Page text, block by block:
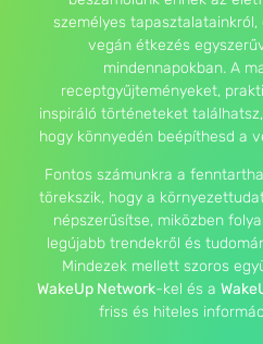
személyes
vegán étkezés
mindennapokban. A
receptgyűjteményeket,
inspiráló történeteket
hogy könnyedén beépíthesd a
Fontos számunkra a
törekszik, hogy a
népszerűsítse, miközben
legújabb trendekről és
Mindezek mellett szoros
WakeUp Network-kel és a
friss és hiteles